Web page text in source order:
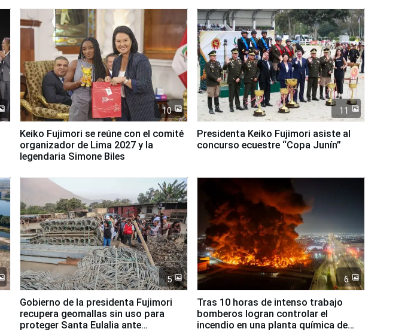
10
Keiko Fujimori se reúne con el comité
organizador de Lima 2027 y la
legendaria Simone Biles
11
Presidenta Keiko Fujimori asiste al
concurso ecuestre “Copa Junín”
5
Gobierno de la presidenta Fujimori
recupera geomallas sin uso para
proteger Santa Eulalia ante
6
Tras 10 horas de intenso trabajo
bomberos logran controlar el
incendio en una planta química de